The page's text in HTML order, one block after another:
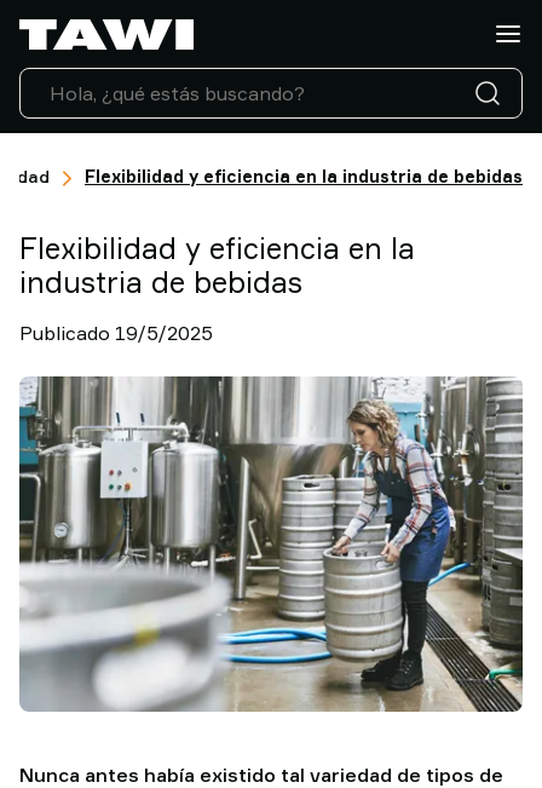
Flexibilidad y eficiencia en la industria de bebidas
Flexibilidad y eficiencia en la
industria de bebidas
Publicado 19/5/2025
Nunca antes había existido tal variedad de tipos de
¿Qué
tipo
de
carga
necesita
Soluciones
Servicio
Técnico
Casos
éxito
Actualidad
Contacto
Por
que
elegir
TAWI